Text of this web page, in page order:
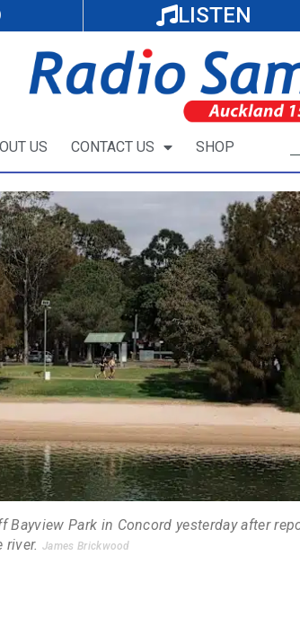
LISTEN
US CONTACT US SHOP
Park in Concord yesterday after
river. James Brickwood